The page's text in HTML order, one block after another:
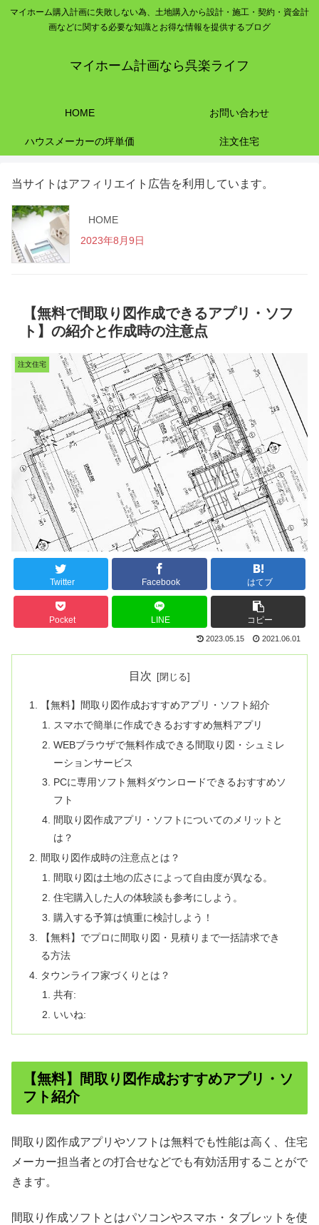
マイホーム購入計画に失敗しない為、土地購入から設計・施工・契約・資金計
画などに関する必要な知識とお得な情報を提供するブログ
マイホーム計画なら呉楽ライフ
HOME お問い合わせ
ハウスメーカーの坪単価 注文住宅
当サイトはアフィリエイト広告を利用しています。
HOME
2023年8月9日
【無料で間取り図作成できるアプリ・ソフ
ト】の紹介と作成時の注意点
注文住宅
Twitter Facebook はてブ
Pocket LINE コピー
2023.05.15 2021.06.01
目次
【無料】間取り図作成おすすめアプリ・ソフト紹介
スマホで簡単に作成できるおすすめ無料アプリ
WEBブラウザで無料作成できる間取り図・シュミレ
ーションサービス
PCに専用ソフト無料ダウンロードできるおすすめソ
フト
間取り図作成アプリ・ソフトについてのメリットと
は？
間取り図作成時の注意点とは？
間取り図は土地の広さによって自由度が異なる。
住宅購入した人の体験談も参考にしよう。
購入する予算は慎重に検討しよう！
【無料】でプロに間取り図・見積りまで一括請求でき
る方法
タウンライフ家づくりとは？
共有:
いいね:
【無料】間取り図作成おすすめアプリ・ソ
フト紹介
間取り図作成アプリやソフトは無料でも性能は高く、住宅
メーカー担当者との打合せなどでも有効活用することがで
きます。
間取り作成ソフトとはパソコンやスマホ・タブレットを使